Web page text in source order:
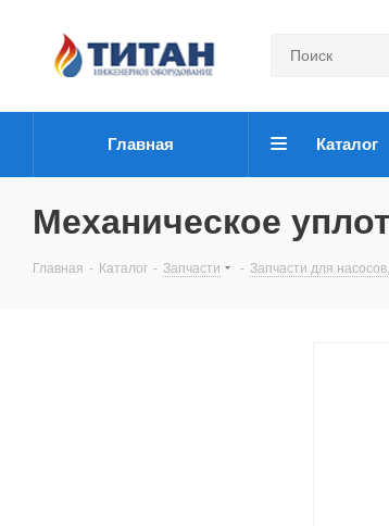
Главная Каталог
Механическое
Главная - Каталог - Запчасти - Запчасти для